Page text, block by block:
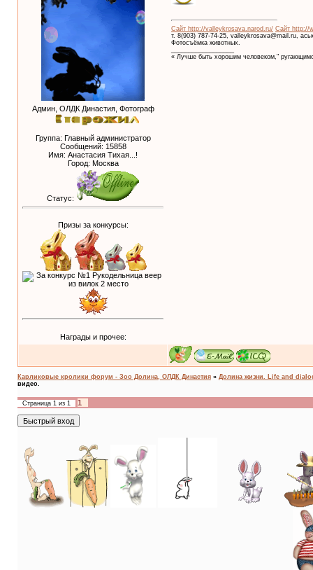
Админ, ОЛДК Династия, Фотограф
Группа: Главный администратор
Сообщений: 15858
Имя: Анастасия Тихая...!
Город: Москва
Статус:
Призы за конкурсы:
Награды и прочее:
Сайт http://valleykrosava.narod.ru/ Сайт http://
т. 8(903) 787-74-25, valleykrosava@mail.ru,
Фотосъёмка животных.
« Лучше быть хорошим человеком,"
Карликовые кролики форум - Зоо Долина, ОЛДК Династия » Долина жизни. Life and
видео.
Страница 1 из 1 1